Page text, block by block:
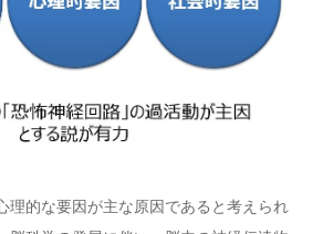
理的な要因が主な原因であると考えられ